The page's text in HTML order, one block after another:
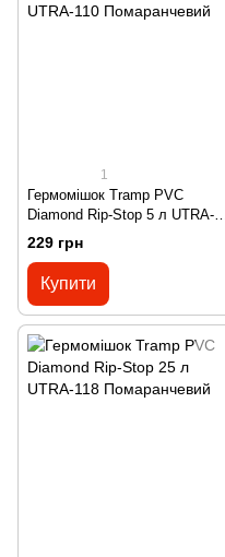
1
Гермомішок Tramp PVC
Diamond Rip-Stop 5 л UTRA-
110 Помаранчевий
229 грн
Купити